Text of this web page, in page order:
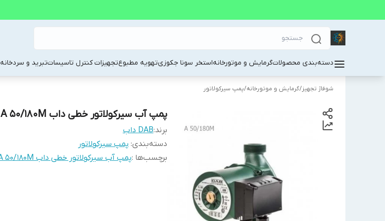
دسته‌بندی محصولاتگرمایش و موتورخانهاستخر سونا جکوزیتهویه مطبوعتجهیزات کنترل تاسیساتتبرید و سردخانه
شوفاژ تجهیز/گرمایش و موتورخانه/پمپ سیرکولاتور
پمپ آب سیرکولاتور خطی داب A 50/180M
برند:DAB داب
دسته‌بندی: پمپ سیرکولاتور
برچسب‌ها :پمپ آب سیرکولاتور خطی داب A 50/180M